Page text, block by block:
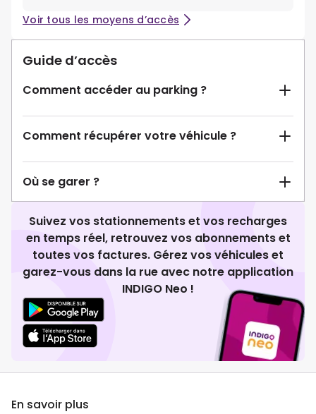
Voir tous les moyens d’accès
Guide d’accès
Comment accéder au parking ?
Comment récupérer votre véhicule ?
Où se garer ?
Suivez vos stationnements et vos recharges
en temps réel, retrouvez vos abonnements et
toutes vos factures. Gérez vos véhicules et
garez-vous dans la rue avec notre application
INDIGO Neo !
En savoir plus